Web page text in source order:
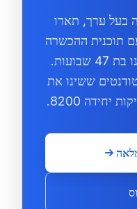
בעל ערך, תארו
תוכנית ההכשרה
המקיפה והאליטיסטית שלנו בת 47 שבועות.
ליותר מ-1,200 סטודנטים ששינו את
8200.